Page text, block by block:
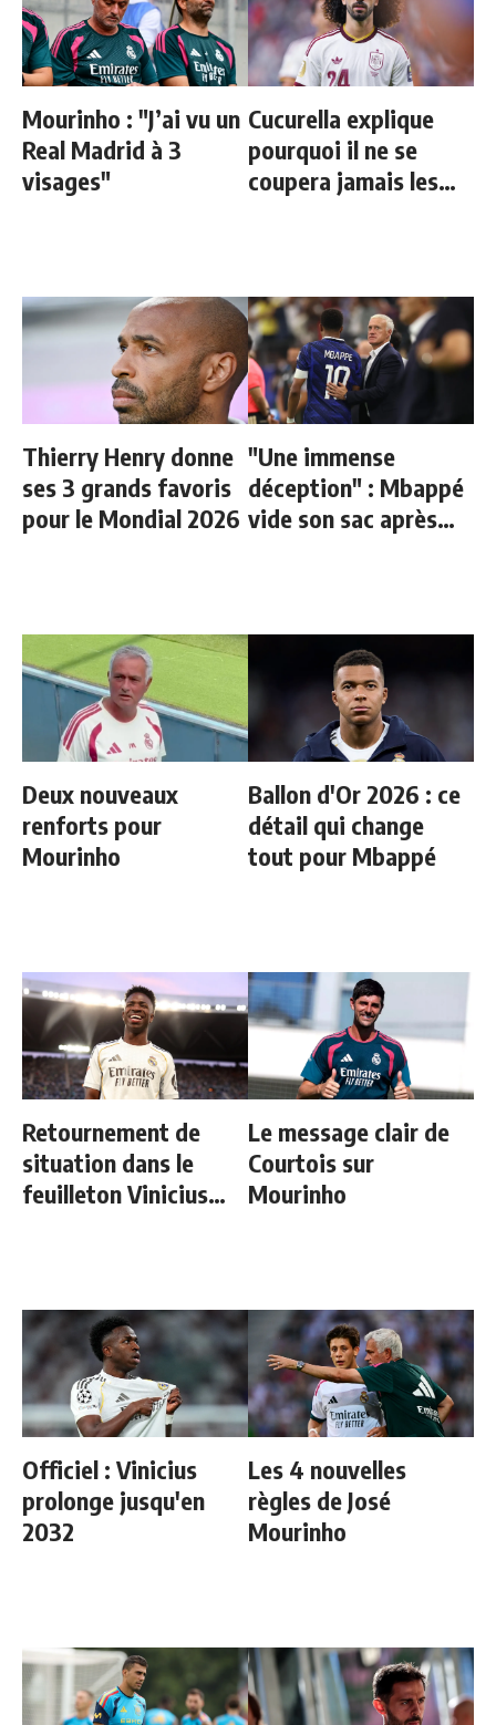
Mourinho : "J’ai vu un
Real Madrid à 3
visages"
Cucurella explique
pourquoi il ne se
coupera jamais les
Thierry Henry donne
ses 3 grands favoris
pour le Mondial 2026
"Une immense
déception" : Mbappé
vide son sac après
Deux nouveaux
renforts pour
Mourinho
Ballon d'Or 2026 : ce
détail qui change
tout pour Mbappé
Retournement de
situation dans le
feuilleton Vinicius
Le message clair de
Courtois sur
Mourinho
Officiel : Vinicius
prolonge jusqu'en
2032
Les 4 nouvelles
règles de José
Mourinho